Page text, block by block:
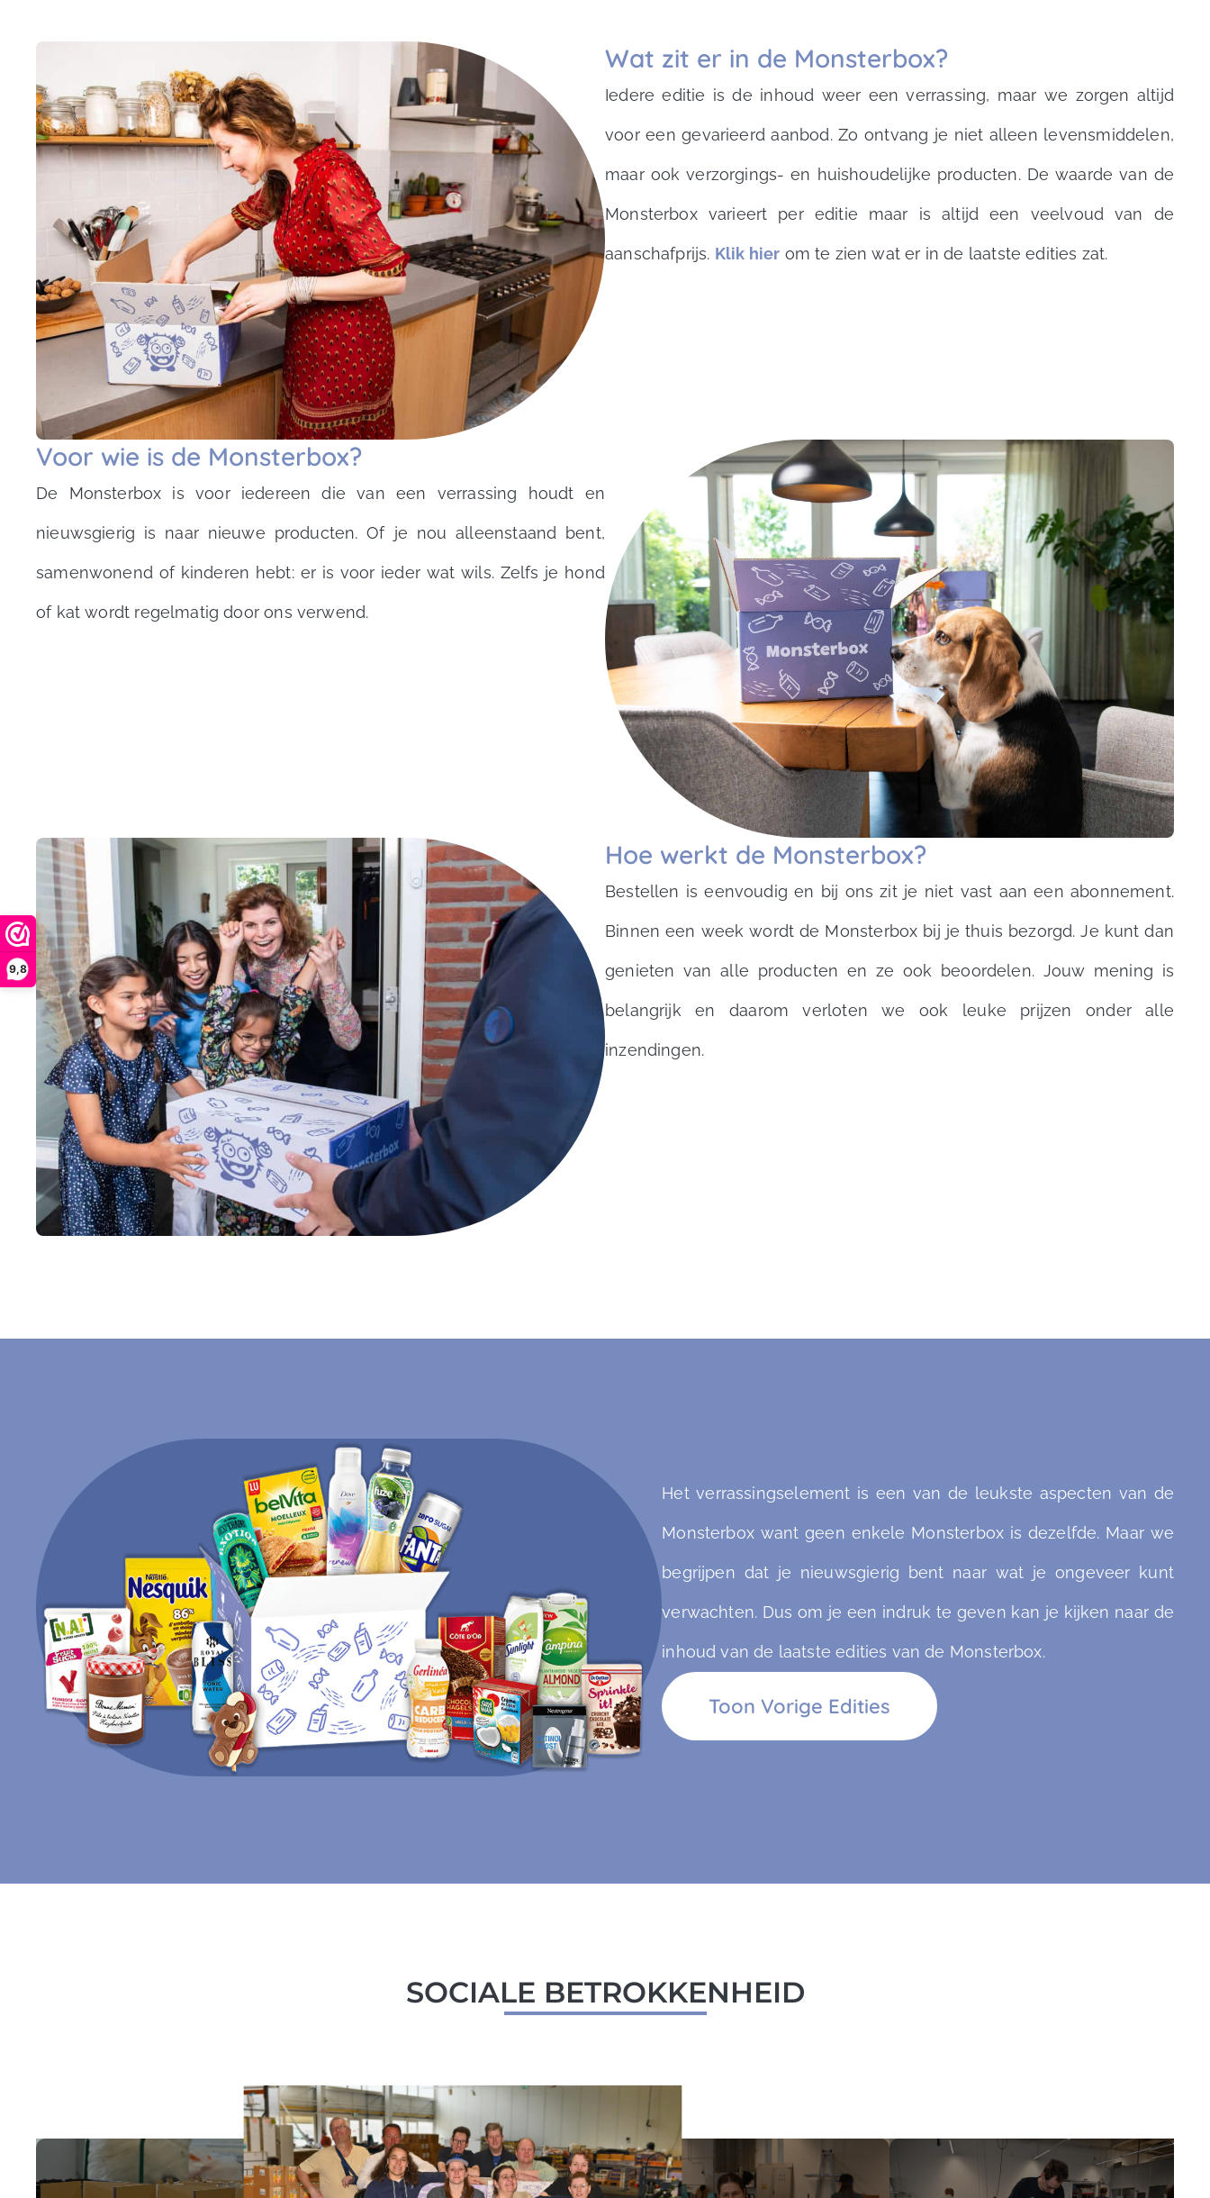
9,8
Wat zit er in de Monsterbox?
Iedere editie is de inhoud weer een verrassing, maar we zorgen altijd
voor een gevarieerd aanbod. Zo ontvang je niet alleen levensmiddelen,
maar ook verzorgings- en huishoudelijke producten. De waarde van de
Monsterbox varieert per editie maar is altijd een veelvoud van de
aanschafprijs. Klik hier om te zien wat er in de laatste edities zat.
Voor wie is de Monsterbox?
De Monsterbox is voor iedereen die van een verrassing houdt en
nieuwsgierig is naar nieuwe producten. Of je nou alleenstaand bent,
samenwonend of kinderen hebt: er is voor ieder wat wils. Zelfs je hond
of kat wordt regelmatig door ons verwend.
Hoe werkt de Monsterbox?
Bestellen is eenvoudig en bij ons zit je niet vast aan een abonnement.
Binnen een week wordt de Monsterbox bij je thuis bezorgd. Je kunt dan
genieten van alle producten en ze ook beoordelen. Jouw mening is
belangrijk en daarom verloten we ook leuke prijzen onder alle
inzendingen.
Het verrassingselement is een van de leukste aspecten van de
Monsterbox want geen enkele Monsterbox is dezelfde. Maar we
begrijpen dat je nieuwsgierig bent naar wat je ongeveer kunt
verwachten. Dus om je een indruk te geven kan je kijken naar de
inhoud van de laatste edities van de Monsterbox.
Toon Vorige Edities
SOCIALE BETROKKENHEID